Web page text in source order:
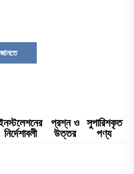
নির্দেশাবলী
প্রশ্ন ও
উত্তর
সুপারিশকৃত
পণ্য